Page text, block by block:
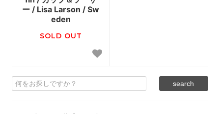
ー / Lisa Larson / Sw
eden
SOLD OUT